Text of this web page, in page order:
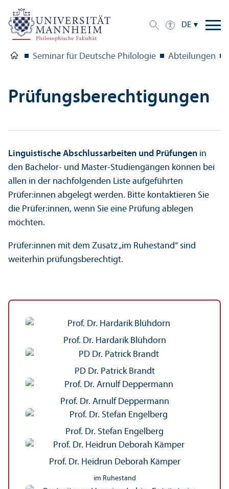
DE
Seminar für Deutsche Philologie Abteilungen
Prüfungs­berechtigungen
Linguistische Abschlussarbeiten und Prüfungen in
den Bachelor- und Master-Studien­gängen können bei
allen in der nachfolgenden Liste aufgeführten
Prüfer:innen abgelegt werden. Bitte kontaktieren Sie
die Prüfer:innen, wenn Sie eine Prüfung ablegen
möchten.
Prüfer:innen mit dem Zusatz „im Ruhestand“ sind
weiterhin prüfungs­berechtigt.
Prof. Dr. Hardarik Blühdorn
PD Dr. Patrick Brandt
Prof. Dr. Arnulf Deppermann
Prof. Dr. Stefan Engelberg
Prof. Dr. Heidrun Deborah Kämper
im Ruhestand